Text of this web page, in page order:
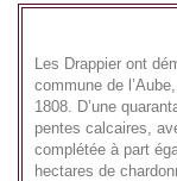
Les Drappier ont
commune de
1808. D’une
pentes calcaires,
complétée à part
hectares de